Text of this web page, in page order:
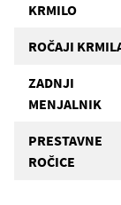
KRMILO
ROČAJI
ZADNJI
MENJALNIK
PRESTAVNE
ROČICE